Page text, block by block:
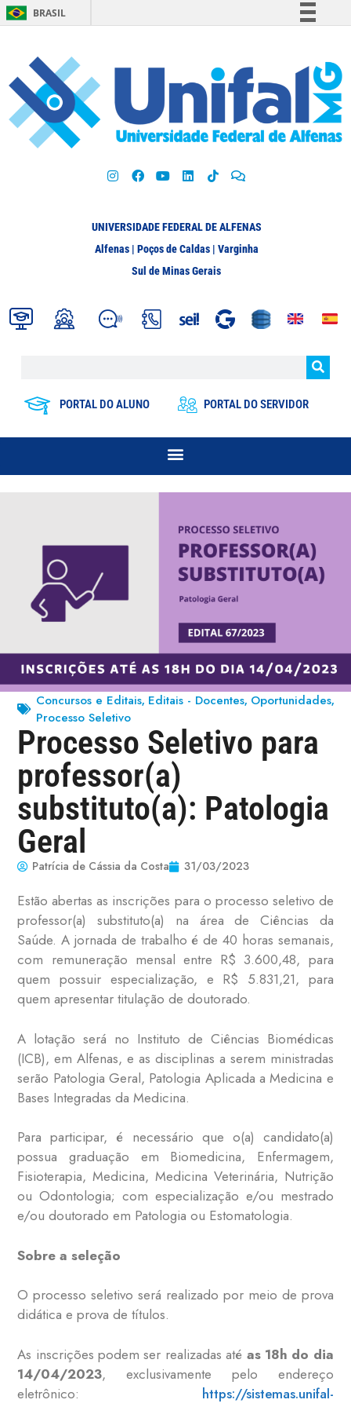
BRASIL
Participe
Acesso à informação
Legislação
UNIVERSIDADE FEDERAL DE ALFENAS
Alfenas | Poços de Caldas | Varginha
Sul de Minas Gerais
PORTAL DO ALUNO PORTAL DO SERVIDOR
Concursos e Editais, Editais - Docentes, Oportunidades,
Processo Seletivo
Processo Seletivo para
professor(a)
substituto(a): Patologia
Geral
Patrícia de Cássia da Costa 31/03/2023
Estão abertas as inscrições para o processo seletivo de
professor(a) substituto(a) na área de Ciências da
Saúde. A jornada de trabalho é de 40 horas semanais,
com remuneração mensal entre R$ 3.600,48, para
quem possuir especialização, e R$ 5.831,21, para
quem apresentar titulação de doutorado.
A lotação será no Instituto de Ciências Biomédicas
(ICB), em Alfenas, e as disciplinas a serem ministradas
serão Patologia Geral, Patologia Aplicada a Medicina e
Bases Integradas da Medicina.
Para participar, é necessário que o(a) candidato(a)
possua graduação em Biomedicina, Enfermagem,
Fisioterapia, Medicina, Medicina Veterinária, Nutrição
ou Odontologia; com especialização e/ou mestrado
e/ou doutorado em Patologia ou Estomatologia.
Sobre a seleção
O processo seletivo será realizado por meio de prova
didática e prova de títulos.
As inscrições podem ser realizadas até as 18h do dia
14/04/2023, exclusivamente pelo endereço
eletrônico: https://sistemas.unifal-